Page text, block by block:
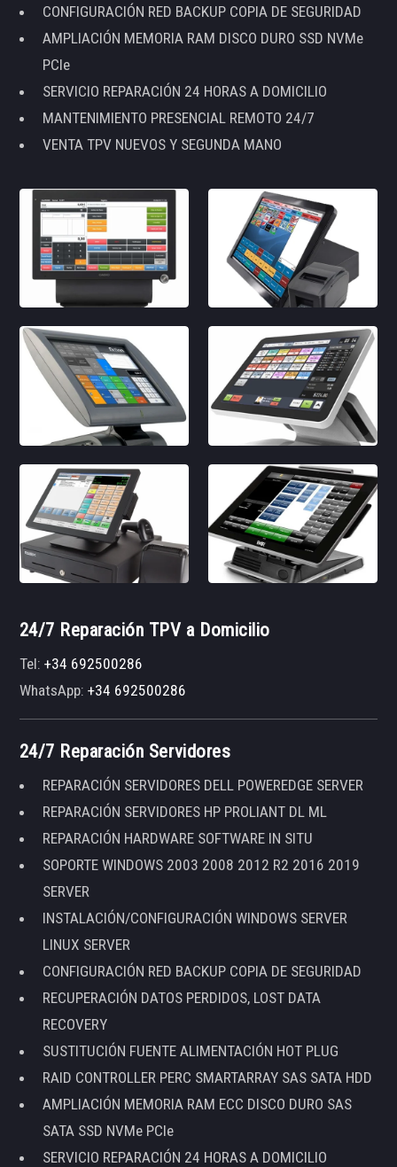
CONFIGURACIÓN RED BACKUP COPIA DE SEGURIDAD
AMPLIACIÓN MEMORIA RAM DISCO DURO SSD NVMe
PCIe
SERVICIO REPARACIÓN 24 HORAS A DOMICILIO
MANTENIMIENTO PRESENCIAL REMOTO 24/7
VENTA TPV NUEVOS Y SEGUNDA MANO
24/7 Reparación TPV a Domicilio
Tel:+34 692500286
WhatsApp:+34 692500286
24/7 Reparación Servidores
REPARACIÓN SERVIDORES DELL POWEREDGE SERVER
REPARACIÓN SERVIDORES HP PROLIANT DL ML
REPARACIÓN HARDWARE SOFTWARE IN SITU
SOPORTE WINDOWS 2003 2008 2012 R2 2016 2019
SERVER
INSTALACIÓN/CONFIGURACIÓN WINDOWS SERVER
LINUX SERVER
CONFIGURACIÓN RED BACKUP COPIA DE SEGURIDAD
RECUPERACIÓN DATOS PERDIDOS, LOST DATA
RECOVERY
SUSTITUCIÓN FUENTE ALIMENTACIÓN HOT PLUG
RAID CONTROLLER PERC SMARTARRAY SAS SATA HDD
AMPLIACIÓN MEMORIA RAM ECC DISCO DURO SAS
SATA SSD NVMe PCIe
SERVICIO REPARACIÓN 24 HORAS A DOMICILIO